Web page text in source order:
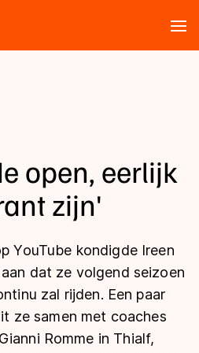
open, eerlijk
zijn'
YouTube kondigde Ireen
dat ze volgend seizoen
zal rijden. Een paar
ze samen met coaches
Romme in Thialf,